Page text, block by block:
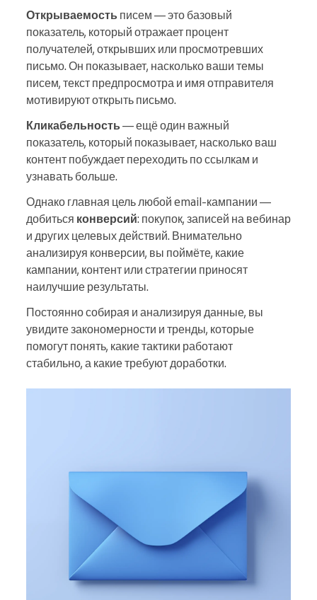
Открываемость писем — это базовый
показатель, который отражает процент
получателей, открывших или просмотревших
письмо. Он показывает, насколько ваши темы
писем, текст предпросмотра и имя отправителя
мотивируют открыть письмо.
Кликабельность — ещё один важный
показатель, который показывает, насколько ваш
контент побуждает переходить по ссылкам и
узнавать больше.
Однако главная цель любой email-кампании —
добиться конверсий: покупок, записей на вебинар
и других целевых действий. Внимательно
анализируя конверсии, вы поймёте, какие
кампании, контент или стратегии приносят
наилучшие результаты.
Постоянно собирая и анализируя данные, вы
увидите закономерности и тренды, которые
помогут понять, какие тактики работают
стабильно, а какие требуют доработки.